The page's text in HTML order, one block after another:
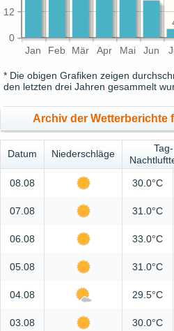
Jan Feb Mär Apr Mai Jun
0
12
* Die obigen Grafiken zeigen
den letzten drei Jahren gesammelt
Archiv der Wetterberichte
Datum Niederschläge
08.08 30.0°C
07.08 31.0°C
06.08 33.0°C
05.08 31.0°C
04.08 29.5°C
03.08 30.0°C